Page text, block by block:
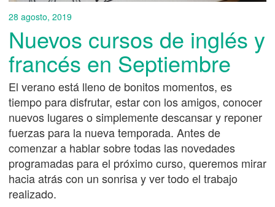
28 agosto, 2019
Nuevos cursos de inglés y
francés en Septiembre
El verano está lleno de bonitos momentos, es
tiempo para disfrutar, estar con los amigos, conocer
nuevos lugares o simplemente descansar y reponer
fuerzas para la nueva temporada. Antes de
comenzar a hablar sobre todas las novedades
programadas para el próximo curso, queremos mirar
hacia atrás con un sonrisa y ver todo el trabajo
realizado.